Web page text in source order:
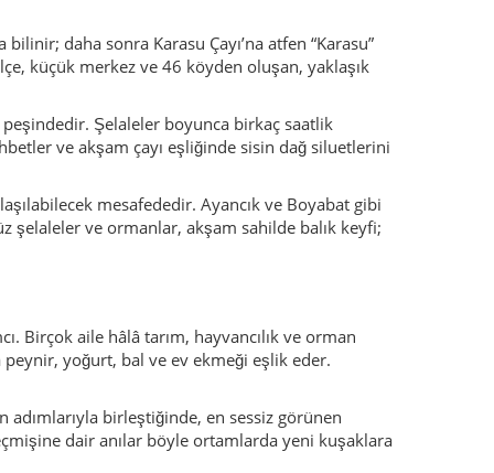
Birçok aile hâlâ tarım, hayvancılık ve orman
peynir, yoğurt, bal ve ev ekmeği eşlik eder.
birleştiğinde, en sessiz görünen
dair anılar böyle ortamlarda yeni kuşaklara
kadar farklı zorluk seviyeleri sunar.
alanları bulunur.
için ideal sahneler yaratır.
yerel kuralları sorup saygı göstermek
ve virajlı hale gelir; bu yüzden yol için biraz